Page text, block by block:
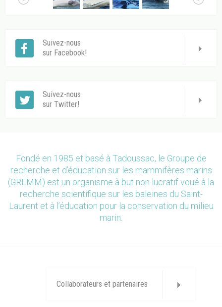
Suivez-nous
sur Facebook!
Suivez-nous
sur Twitter!
Fondé en 1985 et basé à Tadoussac, le Groupe de
recherche et d’éducation sur les mammifères marins
(GREMM) est un organisme à but non lucratif voué à la
recherche scientifique sur les baleines du Saint-
Laurent et à l’éducation pour la conservation du milieu
marin.
Collaborateurs et partenaires